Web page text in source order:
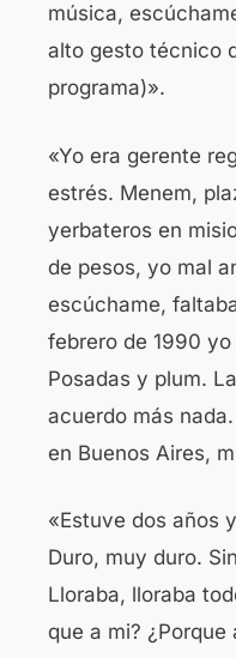
música,
alto gesto técnico
programa)».
«Yo era gerente
estrés. Menem,
yerbateros en
de pesos, yo mal
escúchame,
febrero de 1990
Posadas y plum.
acuerdo más
en Buenos Aires,
«Estuve dos años
Duro, muy duro.
Lloraba, lloraba
que a mi? ¿Porque